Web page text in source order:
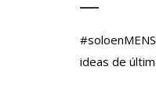
ideas de